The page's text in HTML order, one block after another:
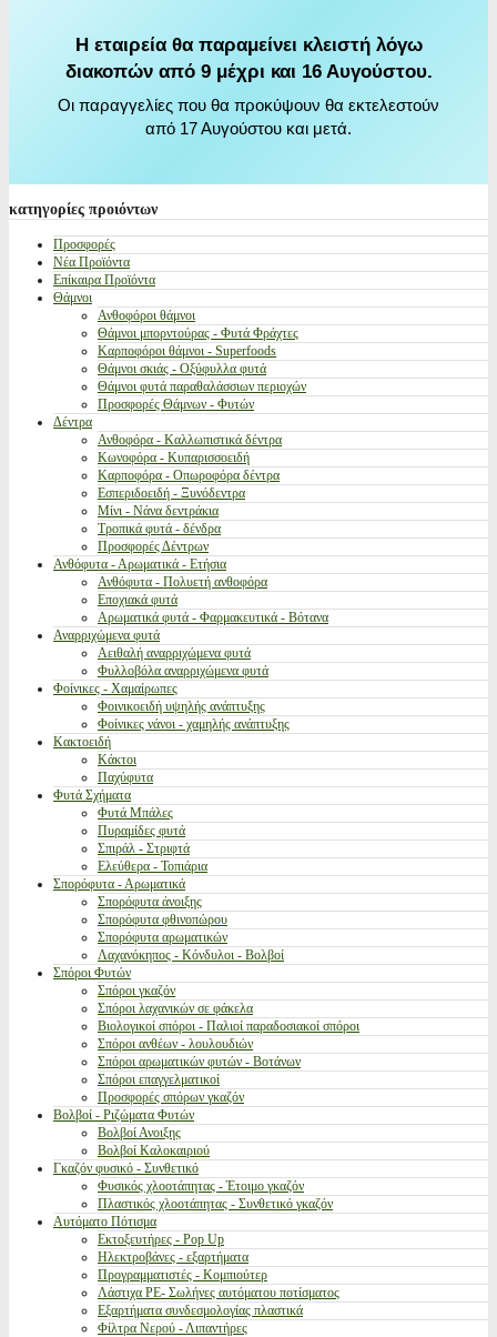
Η εταιρεία θα παραμείνει κλειστή λόγω
διακοπών από 9 μέχρι και 16 Αυγούστου.
Οι παραγγελίες που θα προκύψουν θα εκτελεστούν
από 17 Αυγούστου και μετά.
κατηγορίες προιόντων
Προσφορές
Νέα Προϊόντα
Επίκαιρα Προϊόντα
Θάμνοι
Ανθοφόροι θάμνοι
Θάμνοι μπορντούρας - Φυτά Φράχτες
Καρποφόροι θάμνοι - Superfoods
Θάμνοι σκιάς - Οξύφυλλα φυτά
Θάμνοι φυτά παραθαλάσσιων περιοχών
Προσφορές Θάμνων - Φυτών
Δέντρα
Ανθοφόρα - Καλλωπιστικά δέντρα
Κωνοφόρα - Κυπαρισσοειδή
Καρποφόρα - Οπωροφόρα δέντρα
Εσπεριδοειδή - Ξυνόδεντρα
Μίνι - Νάνα δεντράκια
Τροπικά φυτά - δένδρα
Προσφορές Δέντρων
Ανθόφυτα - Αρωματικά - Ετήσια
Ανθόφυτα - Πολυετή ανθοφόρα
Εποχιακά φυτά
Αρωματικά φυτά - Φαρμακευτικά - Βότανα
Αναρριχώμενα φυτά
Αειθαλή αναρριχώμενα φυτά
Φυλλοβόλα αναρριχώμενα φυτά
Φοίνικες - Χαμαίρωπες
Φοινικοειδή υψηλής ανάπτυξης
Φοίνικες νάνοι - χαμηλής ανάπτυξης
Κακτοειδή
Κάκτοι
Παχύφυτα
Φυτά Σχήματα
Φυτά Μπάλες
Πυραμίδες φυτά
Σπιράλ - Στριφτά
Ελεύθερα - Τοπιάρια
Σπορόφυτα - Αρωματικά
Σπορόφυτα άνοιξης
Σπορόφυτα φθινοπώρου
Σπορόφυτα αρωματικών
Λαχανόκηπος - Κόνδυλοι - Βολβοί
Σπόροι Φυτών
Σπόροι γκαζόν
Σπόροι λαχανικών σε φάκελα
Βιολογικοί σπόροι - Παλιοί παραδοσιακοί σπόροι
Σπόροι ανθέων - λουλουδιών
Σπόροι αρωματικών φυτών - Βοτάνων
Σπόροι επαγγελματικοί
Προσφορές σπόρων γκαζόν
Βολβοί - Ριζώματα Φυτών
Βολβοί Ανοιξης
Βολβοί Καλοκαιριού
Γκαζόν φυσικό - Συνθετικό
Φυσικός χλοοτάπητας - Έτοιμο γκαζόν
Πλαστικός χλοοτάπητας - Συνθετικό γκαζόν
Αυτόματο Πότισμα
Εκτοξευτήρες - Pop Up
Ηλεκτροβάνες - εξαρτήματα
Προγραμματιστές - Κομπιούτερ
Λάστιχα PE- Σωλήνες αυτόματου ποτίσματος
Εξαρτήματα συνδεσμολογίας πλαστικά
Φίλτρα Νερού - Λιπαντήρες